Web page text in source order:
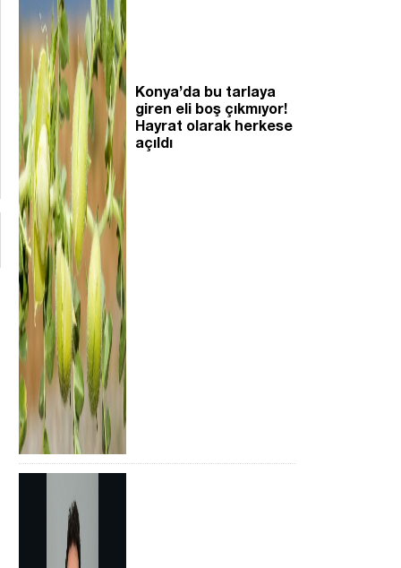
Konya’da bu tarlaya
giren eli boş çıkmıyor!
Hayrat olarak herkese
açıldı